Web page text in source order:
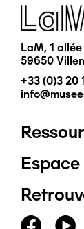
Image
LaM, 1
59650
+33 (0)3 20
Pied
de
page